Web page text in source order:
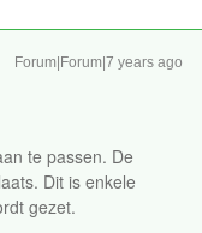
Forum|Forum|7 years ago
te passen. De
Dit is enkele
gezet.